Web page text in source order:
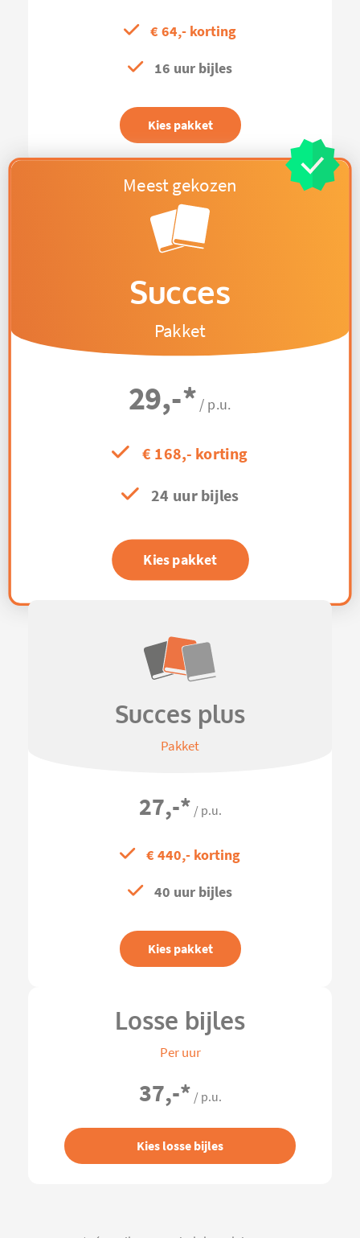
€ 64,- korting
16 uur bijles
Kies pakket
Succes
Pakket
29,-* / p.u.
€ 168,- korting
24 uur bijles
Kies pakket
Succes plus
Pakket
27,-* / p.u.
€ 440,- korting
40 uur bijles
Kies pakket
Losse bijles
Per uur
37,-* / p.u.
Kies losse bijles